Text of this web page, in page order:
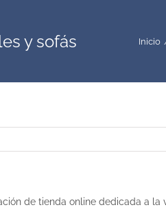
y sofás Inicio
de tienda online dedicada a la